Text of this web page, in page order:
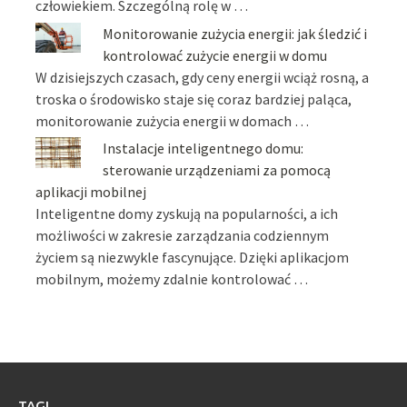
człowiekiem. Szczególną rolę w …
Monitorowanie zużycia energii: jak śledzić i
kontrolować zużycie energii w domu
W dzisiejszych czasach, gdy ceny energii wciąż rosną, a
troska o środowisko staje się coraz bardziej paląca,
monitorowanie zużycia energii w domach …
Instalacje inteligentnego domu:
sterowanie urządzeniami za pomocą
aplikacji mobilnej
Inteligentne domy zyskują na popularności, a ich
możliwości w zakresie zarządzania codziennym
życiem są niezwykle fascynujące. Dzięki aplikacjom
mobilnym, możemy zdalnie kontrolować …